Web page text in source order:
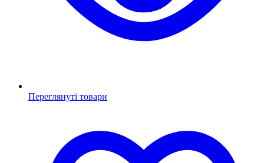
Переглянуті товари